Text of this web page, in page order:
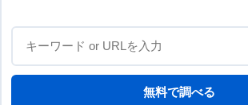
無料で調べる